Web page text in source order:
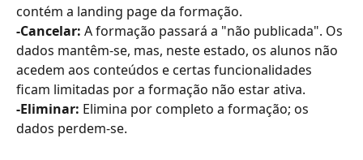
contém a landing page da formação.
-Cancelar: A formação passará a "não publicada". Os
dados mantêm-se, mas, neste estado, os alunos não
acedem aos conteúdos e certas funcionalidades
ficam limitadas por a formação não estar ativa.
-Eliminar: Elimina por completo a formação; os
dados perdem-se.